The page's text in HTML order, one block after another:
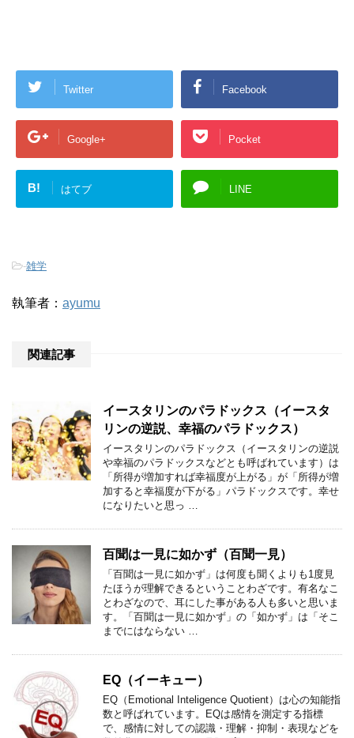
Twitter Facebook
Google+ Pocket
B! はてブ LINE
-雑学
執筆者： ayumu
関連記事
イースタリンのパラドックス（イースタ
リンの逆説、幸福のパラドックス）
イースタリンのパラドックス（イースタリンの逆説
や幸福のパラドックスなどとも呼ばれています）は
「所得が増加すれば幸福度が上がる」が「所得が増
加すると幸福度が下がる」パラドックスです。幸せ
になりたいと思っ …
百聞は一見に如かず（百聞一見）
「百聞は一見に如かず」は何度も聞くよりも1度見
たほうが理解できるということわざです。有名なこ
とわざなので、耳にした事がある人も多いと思いま
す。「百聞は一見に如かず」の「如かず」は「そこ
までにはならない …
EQ（イーキュー）
EQ（Emotional Inteligence Quotient）は心の知能指
数と呼ばれています。EQは感情を測定する指標
で、感情に対しての認識・理解・抑制・表現などを